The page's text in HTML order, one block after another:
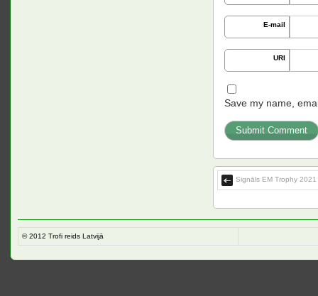
E-mail
URI
Save my name,
Signāls EM Trophy 2021
© 2012 Trofi reids Latvijā